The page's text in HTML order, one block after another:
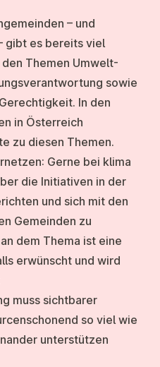
– und
gibt es bereits viel
Themen Umwelt-
sowie
In den
in Österreich
zu diesen Themen.
Gerne bei klima
die Initiativen in der
und sich mit den
Gemeinden zu
dem Thema ist eine
erwünscht und wird
muss sichtbarer
so viel wie
unterstützen